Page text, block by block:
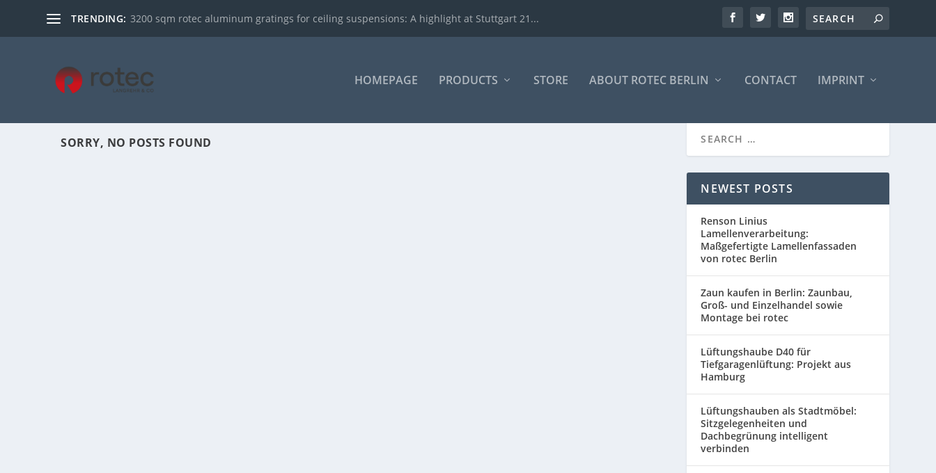
TRENDING: 3200 sqm rotec aluminum gratings for ceiling suspensions: A highlight at Stuttgart 21...
HOMEPAGE PRODUCTS STORE ABOUT ROTEC BERLIN CONTACT IMPRINT
SORRY, NO POSTS FOUND
NEWEST POSTS
Renson Linius
Lamellenverarbeitung:
Maßgefertigte Lamellenfassaden
von rotec Berlin
Zaun kaufen in Berlin: Zaunbau,
Groß- und Einzelhandel sowie
Montage bei rotec
Lüftungshaube D40 für
Tiefgaragenlüftung: Projekt aus
Hamburg
Lüftungshauben als Stadtmöbel:
Sitzgelegenheiten und
Dachbegrünung intelligent
verbinden